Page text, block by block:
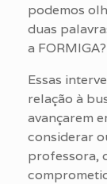
podemos
duas
a FORMIGA?
Essas
relação à
avançarem
considerar
professora,